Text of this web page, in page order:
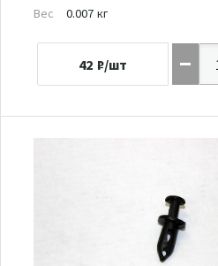
Вес
0.007 кг
42 ₽/шт